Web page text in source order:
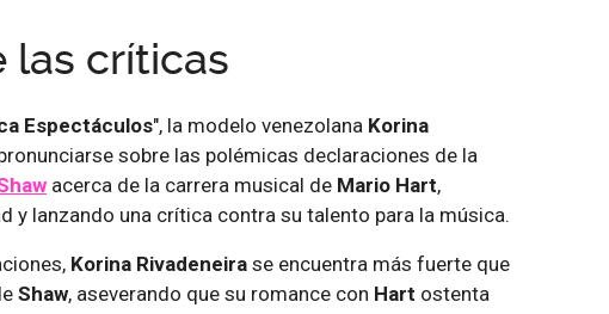
las críticas
Espectáculos", la modelo venezolana Korina
sobre las polémicas declaraciones de la
acerca de la carrera musical de Mario Hart,
y lanzando una crítica contra su talento para la música.
Korina Rivadeneira se encuentra más fuerte que
Shaw, aseverando que su romance con Hart ostenta